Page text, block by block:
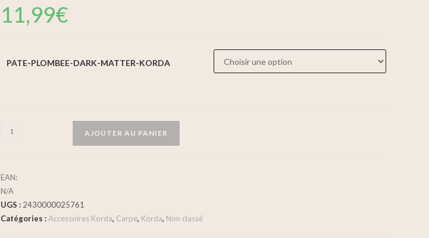
11,99€
PATE-PLOMBEE-DARK-MATTER-KORDA
AJOUTER AU PANIER
EAN:
N/A
UGS : 2430000025761
Catégories :Accessoires Korda, Carpe, Korda, Non classé